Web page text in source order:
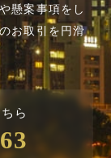
懸案事項を し
お取引を円滑
ら